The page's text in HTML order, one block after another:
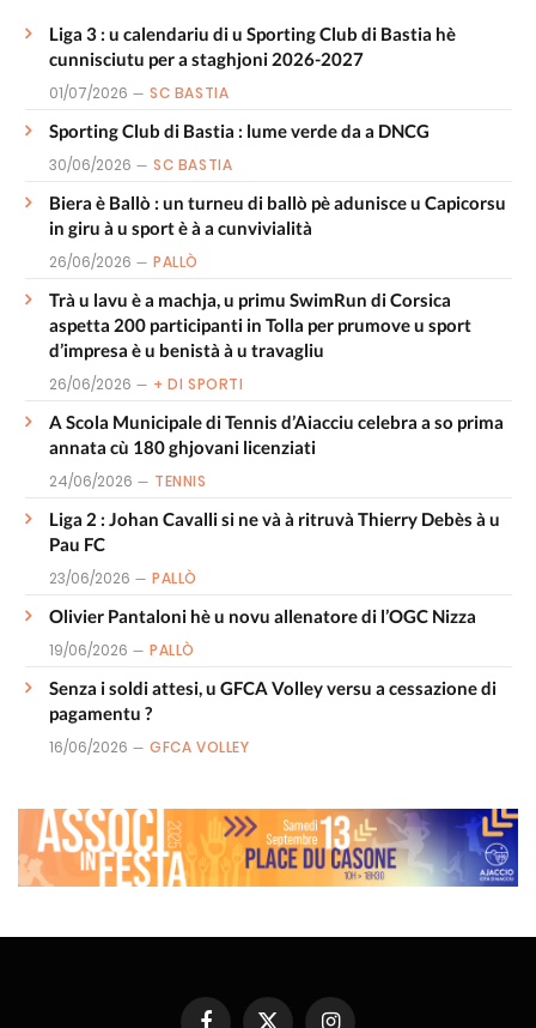
Liga 3 : u calendariu di u Sporting Club di Bastia hè
cunnisciutu per a staghjoni 2026-2027
01/07/2026 SC BASTIA
Sporting Club di Bastia : lume verde da a DNCG
30/06/2026 SC BASTIA
Biera è Ballò : un turneu di ballò pè adunisce u Capicorsu
in giru à u sport è à a cunvivialità
26/06/2026 PALLÒ
Trà u lavu è a machja, u primu SwimRun di Corsica
aspetta 200 participanti in Tolla per prumove u sport
d’impresa è u benistà à u travagliu
26/06/2026 + DI SPORTI
A Scola Municipale di Tennis d’Aiacciu celebra a so prima
annata cù 180 ghjovani licenziati
24/06/2026 TENNIS
Liga 2 : Johan Cavalli si ne và à ritruvà Thierry Debès à u
Pau FC
23/06/2026 PALLÒ
Olivier Pantaloni hè u novu allenatore di l’OGC Nizza
19/06/2026 PALLÒ
Senza i soldi attesi, u GFCA Volley versu a cessazione di
pagamentu ?
16/06/2026 GFCA VOLLEY